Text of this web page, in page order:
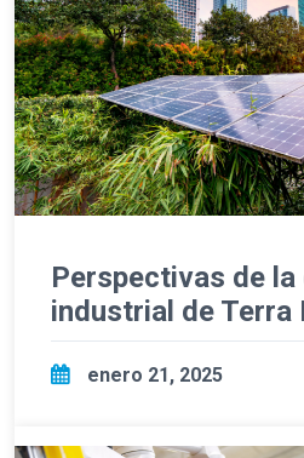
Perspectivas de la
industrial de Terra
enero 21, 2025